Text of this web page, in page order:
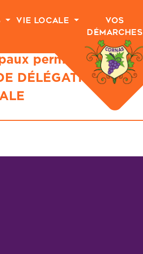
Vie Locale
Vos
Démarches
permanents
DÉLÉGATION